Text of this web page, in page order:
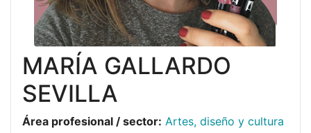
MARÍA GALLARDO
SEVILLA
Área profesional / sector: Artes, diseño y cultura